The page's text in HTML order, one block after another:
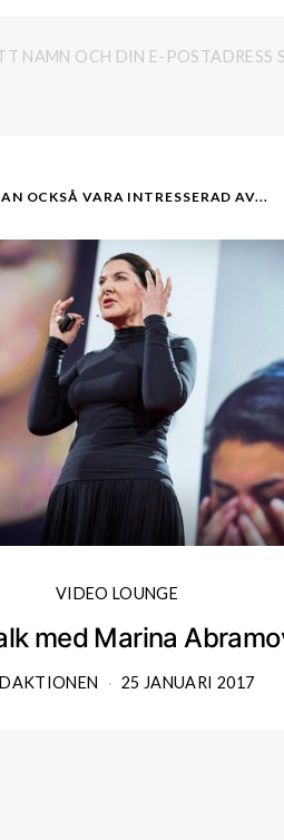
NAMN OCH DIN E-POSTADRESS
OCKSÅ VARA INTRESSERAD AV...
VIDEO LOUNGE
med Marina
25 JANUARI 2017